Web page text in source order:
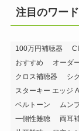
注目のワード
100万円補聴器
おすすめ
オーダ
クロス補聴器
シ
スターキー エッジ
ベルトーン
ムン
一側性難聴
両耳